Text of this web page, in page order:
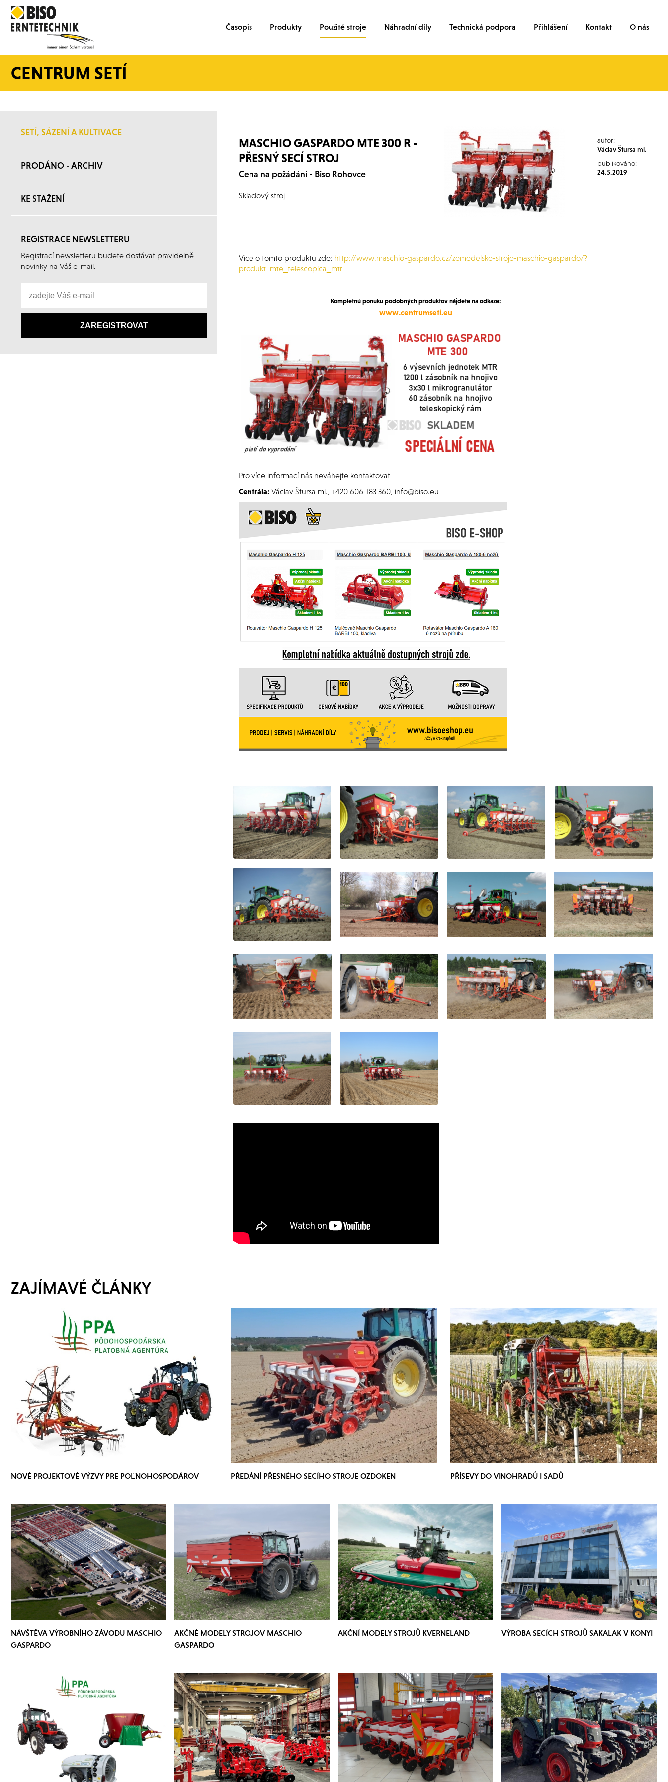
Časopis Produkty Použité stroje Náhradní díly Technická podpora Přihlášení Kontakt O nás
CENTRUM SETÍ
SETÍ, SÁZENÍ A KULTIVACE
PRODÁNO - ARCHIV
KE STAŽENÍ
REGISTRACE NEWSLETTERU
Registrací newsletteru budete dostávat pravidelně
novinky na Váš e-mail.
MASCHIO GASPARDO MTE 300 R -
PŘESNÝ SECÍ STROJ
Cena na požádání - Biso Rohovce
autor:
Václav Štursa ml.
publikováno:
24.5.2019
Skladový stroj
Více o tomto produktu zde: http://www.maschio-gaspardo.cz/zemedelske-stroje-maschio-gaspardo/?
produkt=mte_telescopica_mtr
Kompletnú ponuku podobných produktov nájdete na odkaze:
www.centrumseti.eu
Pro více informací nás neváhejte kontaktovat
Centrála: Václav Štursa ml., +420 606 183 360, info@biso.eu
ZAJÍMAVÉ ČLÁNKY
NOVÉ PROJEKTOVÉ VÝZVY PRE POĽNOHOSPODÁROV PŘEDÁNÍ PŘESNÉHO SECÍHO STROJE OZDOKEN PŘÍSEVY DO VINOHRADŮ I SADŮ
NÁVŠTĚVA VÝROBNÍHO ZÁVODU MASCHIO
GASPARDO
AKČNÉ MODELY STROJOV MASCHIO
GASPARDO
AKČNÍ MODELY STROJŮ KVERNELAND VÝROBA SECÍCH STROJŮ SAKALAK V KONYI